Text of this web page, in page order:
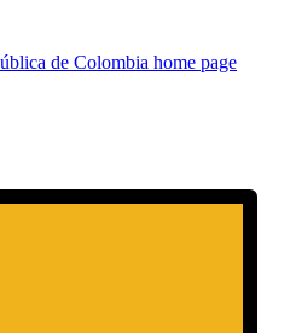
de Colombia home page